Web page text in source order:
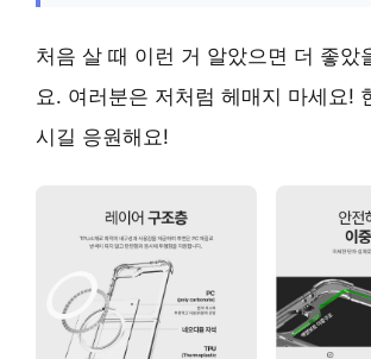
처음 살 때 이런 거 알았으면 더 좋았
요. 여러분은 저처럼 헤매지 마세요!
시길 응원해요!